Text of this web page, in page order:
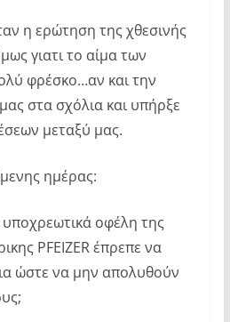
η ερώτηση της χθεσινής
γιατι το αίμα των
φρέσκο…αν και την
στα σχόλια και υπήρξε
μεταξύ μας.
ημέρας:
οφέλη της
PFEIZER έπρεπε να
ώστε να μην απολυθούν